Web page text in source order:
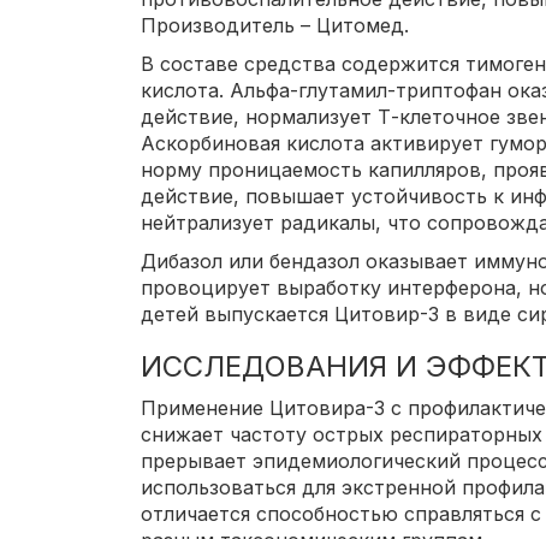
Производитель – Цитомед.
В составе средства содержится
кислота. Альфа-глутамил-триптофан
действие, нормализует Т-клеточное
Аскорбиновая кислота активирует
норму проницаемость капилляров,
действие, повышает устойчивость к
нейтрализует радикалы, что
Дибазол или бендазол оказывает
провоцирует выработку интерферона,
детей выпускается Цитовир-3 в виде
ИССЛЕДОВАНИЯ И
Применение Цитовира-3 с
снижает частоту острых
прерывает эпидемиологический
использоваться для экстренной
отличается способностью справляться